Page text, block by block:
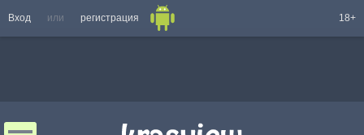
Вход или регистрация 18+